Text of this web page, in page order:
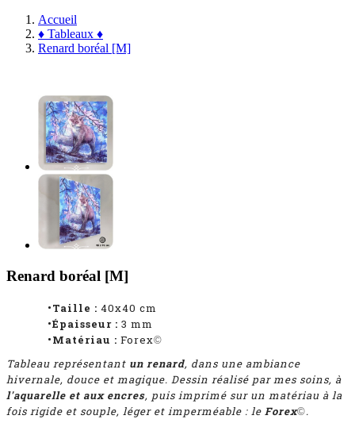
Accueil
♦ Tableaux ♦
Renard boréal [M]
Renard boréal [M]
•Taille : 40x40 cm
•Épaisseur : 3 mm
•Matériau : Forex©
Tableau représentant un renard, dans une ambiance
hivernale, douce et magique. Dessin réalisé par mes soins, à
l'aquarelle et aux encres, puis imprimé sur un matériau à la
fois rigide et souple, léger et imperméable : le Forex©.